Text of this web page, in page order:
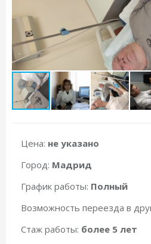
Цена: не указано
Город: Мадрид
График работы: Полный
Возможность переезда в
Стаж работы: более 5 лет